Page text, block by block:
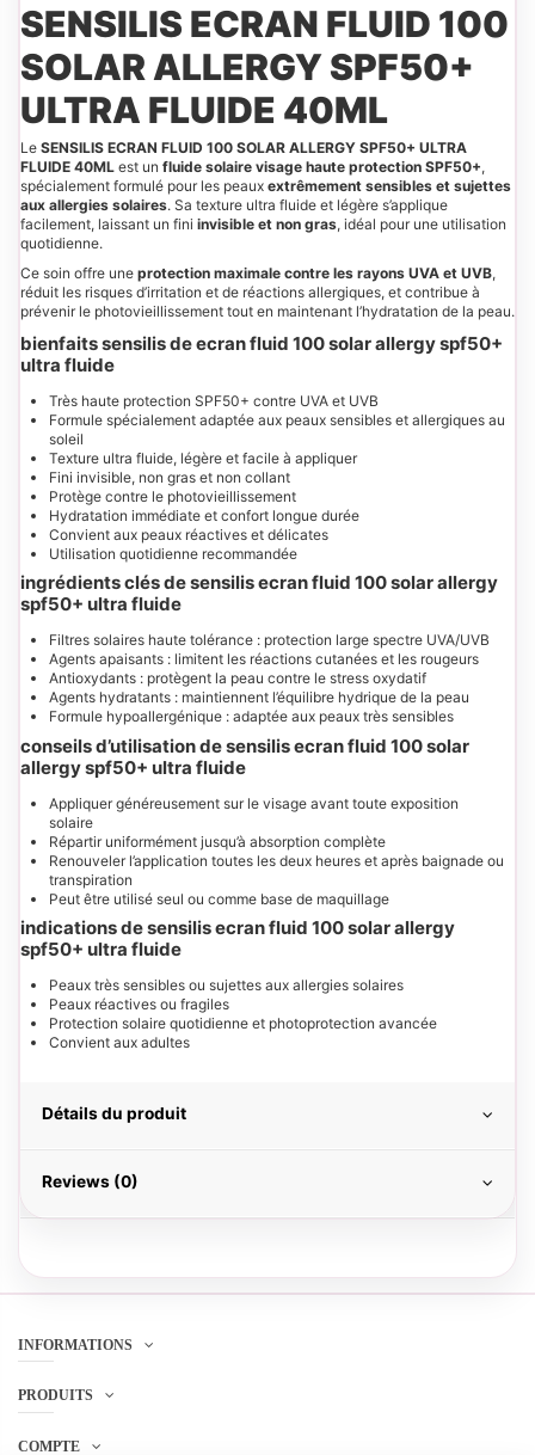
SENSILIS ECRAN FLUID 100
SOLAR ALLERGY SPF50+
ULTRA FLUIDE 40ML
Le SENSILIS ECRAN FLUID 100 SOLAR ALLERGY SPF50+ ULTRA
FLUIDE 40ML est un fluide solaire visage haute protection SPF50+,
spécialement formulé pour les peaux extrêmement sensibles et sujettes
aux allergies solaires. Sa texture ultra fluide et légère s’applique
facilement, laissant un fini invisible et non gras, idéal pour une utilisation
quotidienne.
Ce soin offre une protection maximale contre les rayons UVA et UVB,
réduit les risques d’irritation et de réactions allergiques, et contribue à
prévenir le photovieillissement tout en maintenant l’hydratation de la peau.
bienfaits sensilis de ecran fluid 100 solar allergy spf50+
ultra fluide
Très haute protection SPF50+ contre UVA et UVB
Formule spécialement adaptée aux peaux sensibles et allergiques au
soleil
Texture ultra fluide, légère et facile à appliquer
Fini invisible, non gras et non collant
Protège contre le photovieillissement
Hydratation immédiate et confort longue durée
Convient aux peaux réactives et délicates
Utilisation quotidienne recommandée
ingrédients clés de sensilis ecran fluid 100 solar allergy
spf50+ ultra fluide
Filtres solaires haute tolérance : protection large spectre UVA/UVB
Agents apaisants : limitent les réactions cutanées et les rougeurs
Antioxydants : protègent la peau contre le stress oxydatif
Agents hydratants : maintiennent l’équilibre hydrique de la peau
Formule hypoallergénique : adaptée aux peaux très sensibles
conseils d’utilisation de sensilis ecran fluid 100 solar
allergy spf50+ ultra fluide
Appliquer généreusement sur le visage avant toute exposition
solaire
Répartir uniformément jusqu’à absorption complète
Renouveler l’application toutes les deux heures et après baignade ou
transpiration
Peut être utilisé seul ou comme base de maquillage
indications de sensilis ecran fluid 100 solar allergy
spf50+ ultra fluide
Peaux très sensibles ou sujettes aux allergies solaires
Peaux réactives ou fragiles
Protection solaire quotidienne et photoprotection avancée
Convient aux adultes
Détails du produit
Reviews (0)
INFORMATIONS
PRODUITS
COMPTE